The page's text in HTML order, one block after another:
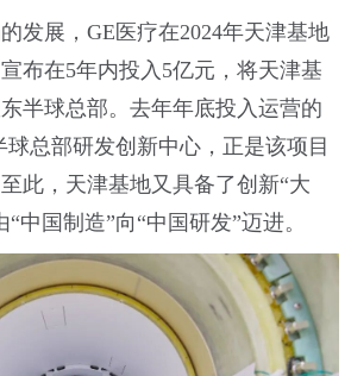
发展，GE医疗在2024年天津基地
布在5年内投入5亿元，将天津基
半球总部。去年年底投入运营的
总部研发创新中心，正是该项目
此，天津基地又具备了创新“大
中国制造”向“中国研发”迈进。